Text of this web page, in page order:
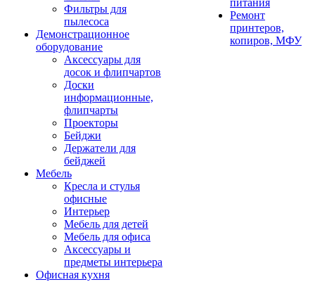
Фильтры для
пылесоса
Демонстрационное
оборудование
Аксессуары для
досок и флипчартов
Доски
информационные,
флипчарты
Проекторы
Бейджи
Держатели для
бейджей
Мебель
Кресла и стулья
офисные
Интерьер
Мебель для детей
Мебель для офиса
Аксессуары и
предметы интерьера
Офисная кухня
питания
Ремонт
принтеров,
копиров, МФУ